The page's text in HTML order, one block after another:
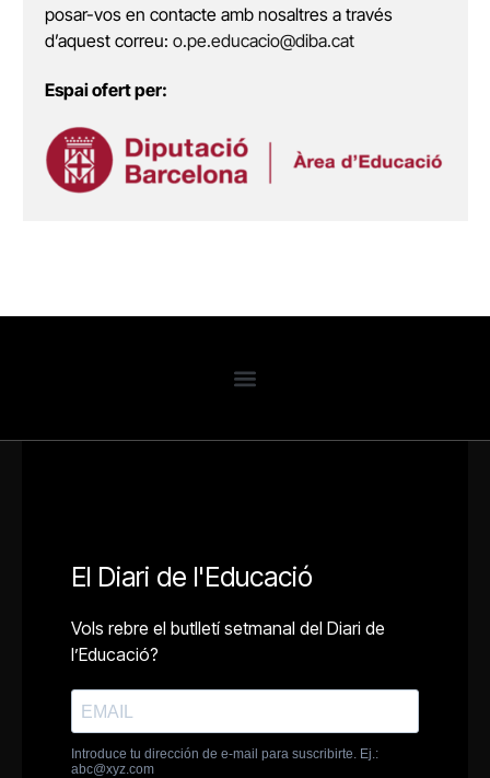
posar-vos en contacte amb nosaltres a través
d’aquest correu: o.pe.educacio@diba.cat
Espai ofert per: